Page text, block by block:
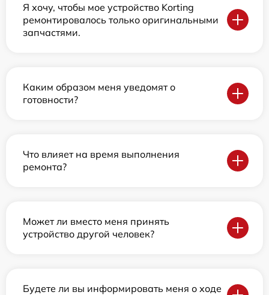
Я хочу, чтобы мое устройство Korting
ремонтировалось только оригинальными
запчастями.
Каким образом меня уведомят о
готовности?
Что влияет на время выполнения
ремонта?
Может ли вместо меня принять
устройство другой человек?
Будете ли вы информировать меня о ходе